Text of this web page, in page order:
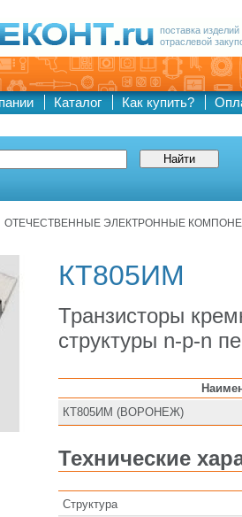
поставка
отраслевой
Каталог Как купить?
ОТЕЧЕСТВЕННЫЕ ЭЛЕКТРОННЫЕ
КТ805ИМ
Транзисторы
структуры n-p-n
КТ805ИМ (ВОРОНЕЖ)
Технические
Структура